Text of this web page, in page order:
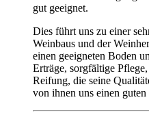
gut geeignet.
Dies führt uns zu einer
Weinbaus und der
einen geeigneten Boden
Erträge, sorgfältige
Reifung, die seine
von ihnen uns einen guten